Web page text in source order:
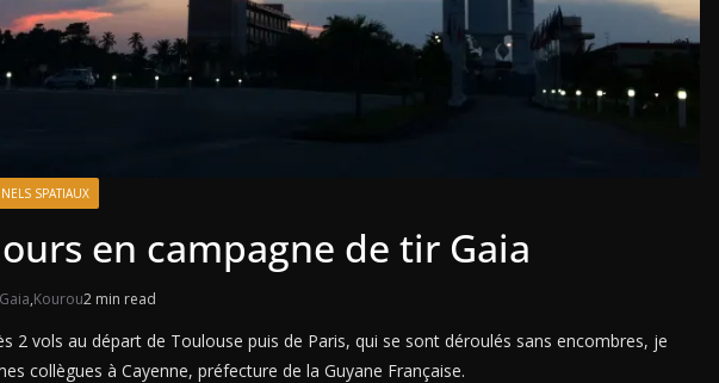
SPATIAUX
en campagne de tir Gaia
Gaia,Kourou2 min read
2 vols au départ de Toulouse puis de Paris, qui se sont déroulés sans encombres, je
collègues à Cayenne, préfecture de la Guyane Française.